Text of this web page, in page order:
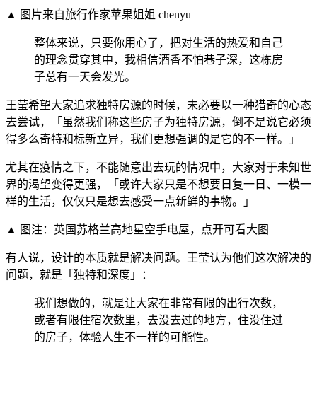
▲ 图片来自旅行作家苹果姐姐 chenyu
整体来说，只要你用心了，把对生活的热爱和自己
的理念贯穿其中，我相信酒香不怕巷子深，这栋房
子总有一天会发光。
王莹希望大家追求独特房源的时候，未必要以一种猎奇的心态
去尝试，「虽然我们称这些房子为独特房源，倒不是说它必须
得多么奇特和标新立异，我们更想强调的是它的不一样。」
尤其在疫情之下，不能随意出去玩的情况中，大家对于未知世
界的渴望变得更强，「或许大家只是不想要日复一日、一模一
样的生活，仅仅只是想去感受一点新鲜的事物。」
▲ 图注：英国苏格兰高地星空手电屋，点开可看大图
有人说，设计的本质就是解决问题。王莹认为他们这次解决的
问题，就是「独特和深度」：
我们想做的，就是让大家在非常有限的出行次数，
或者有限住宿次数里，去没去过的地方，住没住过
的房子，体验人生不一样的可能性。